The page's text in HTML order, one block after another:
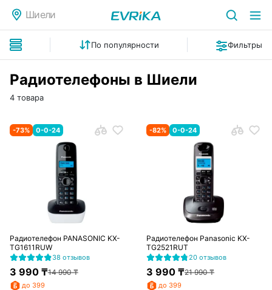
Шиели
По популярности Фильтры
Радиотелефоны в Шиели
4 товара
-73% 0-0-24
Радиотелефон PANASONIC KX-
TG1611RUW
38 отзывов
3 990₸14 990₸
до 399
-82% 0-0-24
Радиотелефон Panasonic KX-
TG2521RUT
20 отзывов
3 990 ₸21 990₸
до 399